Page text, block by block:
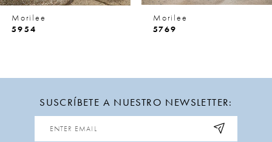
8
9
11
Morilee
5954
Morilee
5769
SUSCRÍBETE A NUESTRO NEWSLETTER: